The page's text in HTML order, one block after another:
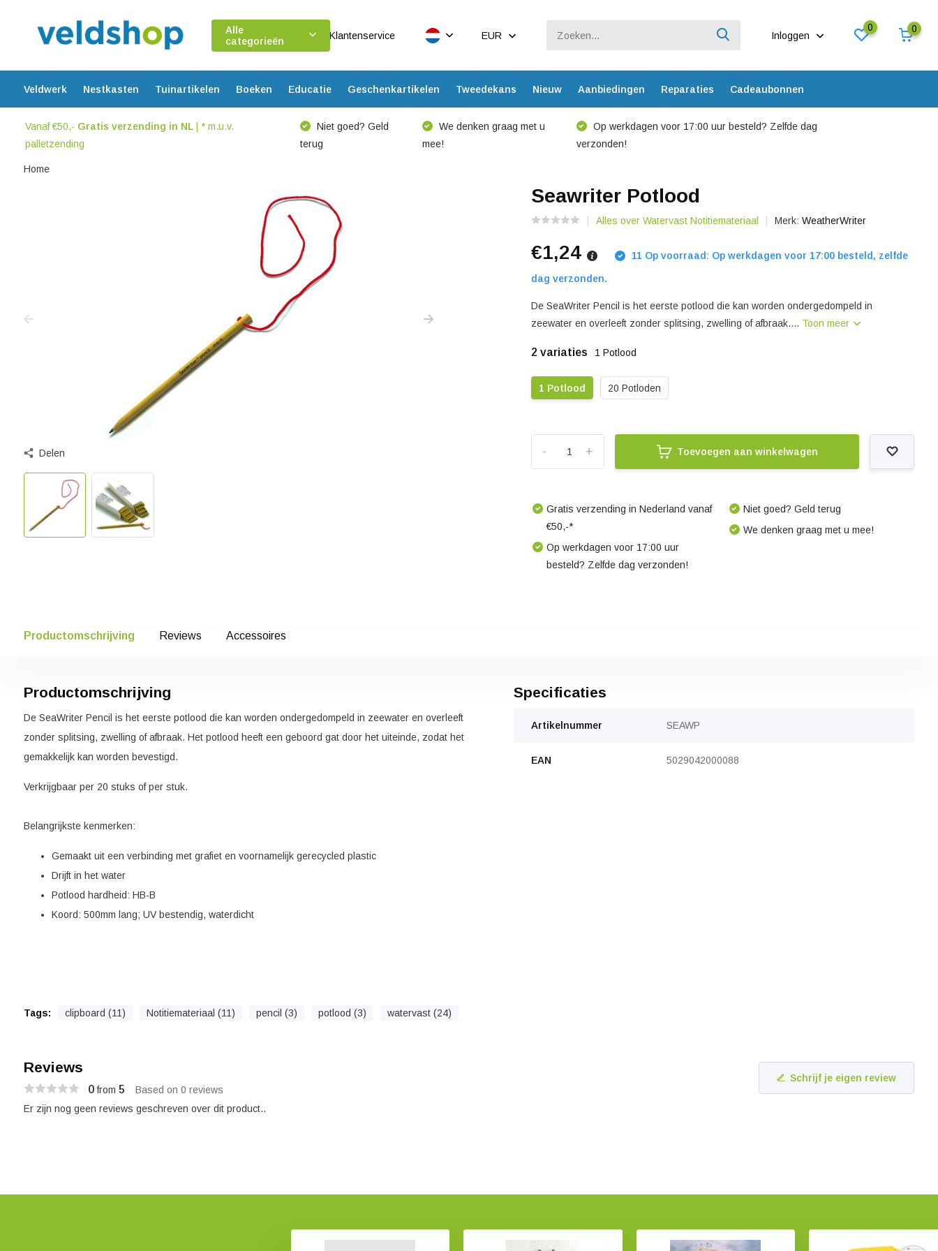
Alle
categorieën
Klantenservice EUR Inloggen
0 0
Veldwerk Nestkasten Tuinartikelen Boeken Educatie Geschenkartikelen Tweedekans Nieuw Aanbiedingen Reparaties Cadeaubonnen
Vanaf €50,- Gratis verzending in NL| * m.u.v.
palletzending
Niet goed? Geld
terug
We denken graag met u
mee!
Op werkdagen voor 17:00 uur besteld? Zelfde dag
verzonden!
Home
Delen
Seawriter Potlood
Alles over Watervast Notitiemateriaal Merk:WeatherWriter
€1,24 11 Op voorraad: Op werkdagen voor 17:00 besteld, zelfde
dag verzonden.
De SeaWriter Pencil is het eerste potlood die kan worden ondergedompeld in
zeewater en overleeft zonder splitsing, zwelling of afbraak.... Toon meer
2 variaties 1 Potlood
1 Potlood 20 Potloden
+
- Toevoegen aan winkelwagen
Gratis verzending in Nederland vanaf
€50,-*
Op werkdagen voor 17:00 uur
besteld? Zelfde dag verzonden!
Niet goed? Geld terug
We denken graag met u mee!
Productomschrijving Reviews Accessoires
Productomschrijving
De SeaWriter Pencil is het eerste potlood die kan worden ondergedompeld in zeewater en overleeft
zonder splitsing, zwelling of afbraak. Het potlood heeft een geboord gat door het uiteinde, zodat het
gemakkelijk kan worden bevestigd.
Verkrijgbaar per 20 stuks of per stuk.
Belangrijkste kenmerken:
Gemaakt uit een verbinding met grafiet en voornamelijk gerecycled plastic
Drijft in het water
Potlood hardheid: HB-B
Koord: 500mm lang; UV bestendig, waterdicht
Tags: clipboard (11) Notitiemateriaal (11) pencil (3) potlood (3) watervast (24)
Specificaties
Artikelnummer SEAWP
EAN 5029042000088
Reviews
0from 5 Based on 0 reviews
Schrijf je eigen review
Er zijn nog geen reviews geschreven over dit product..